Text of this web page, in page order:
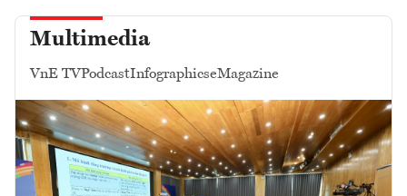
Multimedia
VnE TVPodcastInfographicseMagazine